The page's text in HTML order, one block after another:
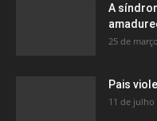
A
25 de
Pais
11 de julho